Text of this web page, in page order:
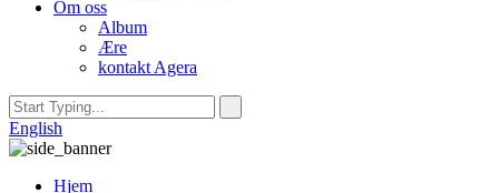
Om oss
Album
Ære
kontakt Agera
English
Hjem